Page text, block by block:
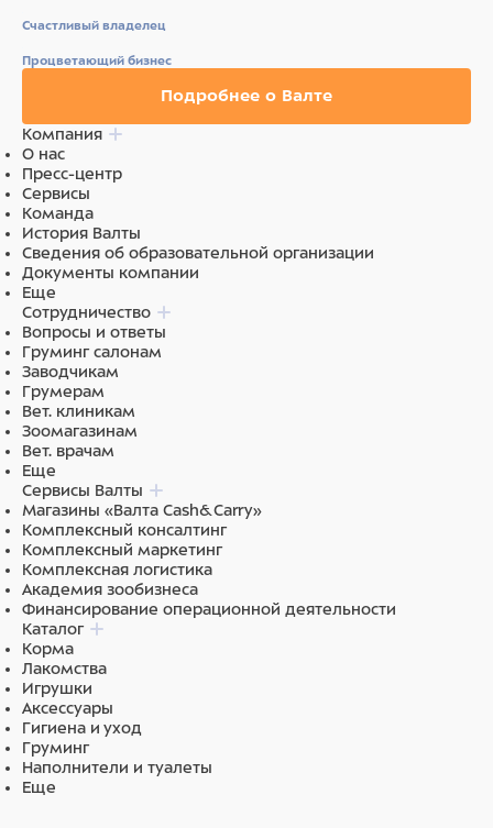
Счастливый владелец
Процветающий бизнес
Подробнее о Валте
Компания
О нас
Пресс-центр
Сервисы
Команда
История Валты
Сведения об образовательной организации
Документы компании
Еще
Сотрудничество
Вопросы и ответы
Груминг салонам
Заводчикам
Грумерам
Вет. клиникам
Зоомагазинам
Вет. врачам
Еще
Сервисы Валты
Магазины «Валта Cash&Carry»
Комплексный консалтинг
Комплексный маркетинг
Комплексная логистика
Академия зообизнеса
Финансирование операционной деятельности
Каталог
Корма
Лакомства
Игрушки
Аксессуары
Гигиена и уход
Груминг
Наполнители и туалеты
Еще